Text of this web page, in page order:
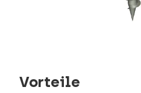
Vorteile